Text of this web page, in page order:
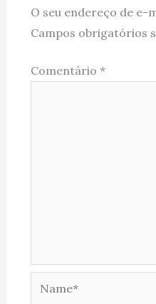
O seu endereço de e-
Campos obrigatórios
Comentário *
Name*